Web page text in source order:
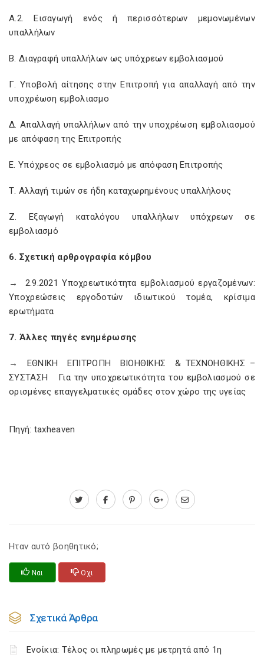
Α.2. Εισαγωγή ενός ή περισσότερων μεμονωμένων
υπαλλήλων
Β. Διαγραφή υπαλλήλων ως υπόχρεων εμβολιασμού
Γ. Υποβολή αίτησης στην Επιτροπή για απαλλαγή από την
υποχρέωση εμβολιασμο
Δ. Απαλλαγή υπαλλήλων από την υποχρέωση εμβολιασμού
με απόφαση της Επιτροπής
Ε. Υπόχρεος σε εμβολιασμό με απόφαση Επιτροπής
Τ. Αλλαγή τιμών σε ήδη καταχωρημένους υπαλλήλους
Ζ. Εξαγωγή καταλόγου υπαλλήλων υπόχρεων σε
εμβολιασμό
6. Σχετική αρθρογραφία κόμβου
→ 2.9.2021 Υποχρεωτικότητα εμβολιασμού εργαζομένων:
Υποχρεώσεις εργοδοτών ιδιωτικού τομέα, κρίσιμα
ερωτήματα
7. Άλλες πηγές ενημέρωσης
→ ΕΘΝΙΚΗ ΕΠΙΤΡΟΠΗ ΒΙΟΗΘΙΚΗΣ & ΤΕΧΝΟΗΘΙΚΗΣ –
ΣΥΣΤΑΣΗ Για την υποχρεωτικότητα του εμβολιασμού σε
ορισμένες επαγγελματικές ομάδες στον χώρο της υγείας
Πηγή: taxheaven
Ηταν αυτό βοηθητικό;
Ναι Οχι
Σχετικά Άρθρα
Ενοίκια: Τέλος οι πληρωμές με μετρητά από 1η